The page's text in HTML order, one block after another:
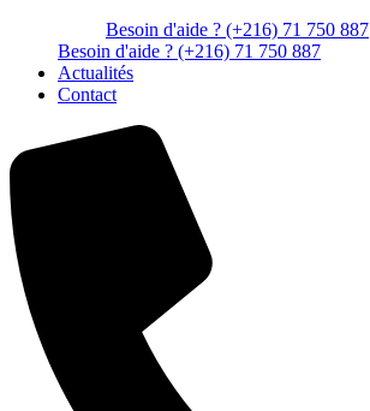
Besoin d'aide ? (+216) 71 750 887
Besoin d'aide ? (+216) 71 750 887
Actualités
Contact